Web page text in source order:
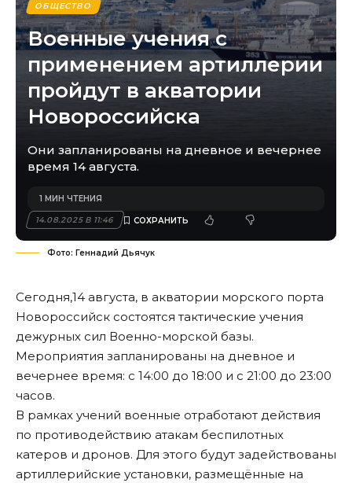
ОБЩЕСТВО
Военные учения с
применением артиллерии
пройдут в акватории
Новороссийска
Они запланированы на дневное и вечернее
время 14 августа.
14.08.2025 В 11:46
1 МИН ЧТЕНИЯ
Фото: Геннадий Дьячук
Сегодня,14 августа, в акватории морского порта
Новороссийск состоятся тактические учения
дежурных сил Военно-морской базы.
Мероприятия запланированы на дневное и
вечернее время: с 14:00 до 18:00 и с 21:00 до 23:00
часов.
В рамках учений военные отработают действия
по противодействию атакам беспилотных
катеров и дронов. Для этого будут задействованы
артиллерийские установки, размещённые на